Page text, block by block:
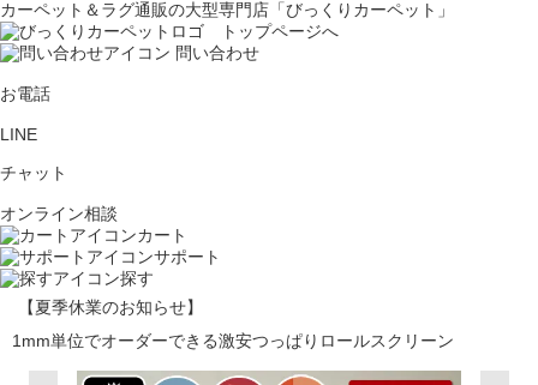
カーペット＆ラグ通販の大型専門店「びっくりカーペット」
問い合わせ
お電話
LINE
チャット
オンライン相談
カート
サポート
探す
【夏季休業のお知らせ】
1mm単位でオーダーできる激安つっぱりロールスクリーン